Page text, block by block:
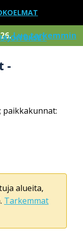
Lue tarkemmin
-
; paikkakunnat:
alueita,
Tarkemmat